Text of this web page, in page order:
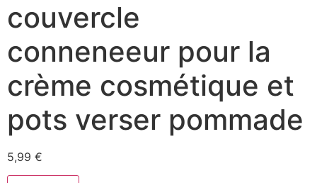
couvercle
conneneeur pour la
crème cosmétique et
pots verser pommade
5,99 €